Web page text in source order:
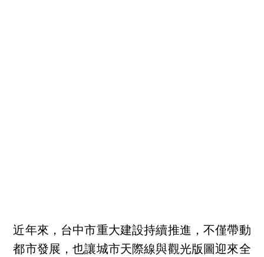
近年來，台中市重大建設持續推進，不僅帶動
都市發展，也讓城市天際線與觀光版圖迎來全